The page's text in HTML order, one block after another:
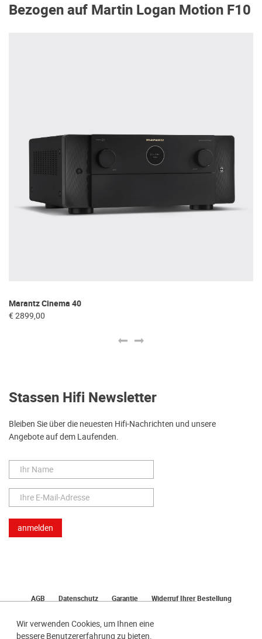
Wir verwenden Cookies, um Ihnen eine
bessere Benutzererfahrung zu bieten.
Bezogen auf Martin Logan Motion F10
Marantz Cinema 40
€ 2899,00
Stassen Hifi Newsletter
Bleiben Sie über die neuesten Hifi-Nachrichten und unsere
Angebote auf dem Laufenden.
AGB Datenschutz Garantie
Widerruf Ihrer Bestellung